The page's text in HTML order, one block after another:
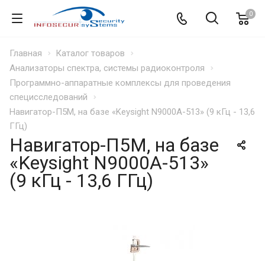
0
Главная
Каталог товаров
Анализаторы спектра, системы радиоконтроля
Программно-аппаратные комплексы для проведения
специсследований
Навигатор-П5М, на базе «Keysight N9000A-513» (9 кГц - 13,6
ГГц)
Навигатор-П5М, на базе
«Keysight N9000A-513»
(9 кГц - 13,6 ГГц)